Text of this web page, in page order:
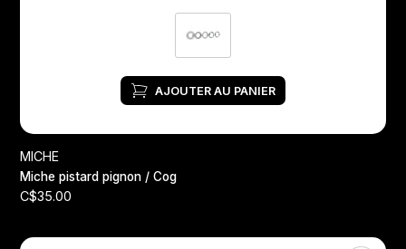
AJOUTER AU PANIER
MICHE
Miche pistard pignon / Cog
C$35.00